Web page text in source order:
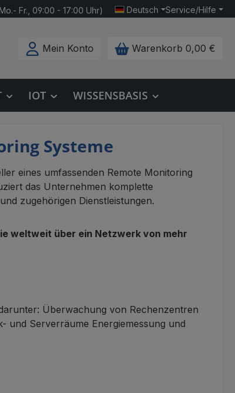
Fr., 09:00 - 17:00 Uhr) Deutsch Service/Hilfe
Mein Konto Warenkorb 0,00 €
IOT WISSENSBASIS
Systeme
eines umfassenden Remote Monitoring
das Unternehmen komplette
zugehörigen Dienstleistungen.
weltweit über ein Netzwerk von mehr
Überwachung von Rechenzentren
und Serverräume Energiemessung und